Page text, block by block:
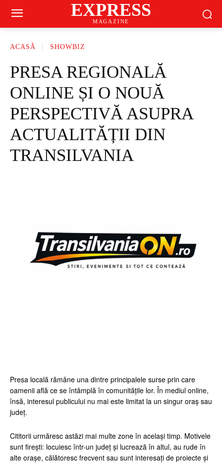
EXPRESS
MAGAZINE
ACASĂ SHOWBIZ
PRESA REGIONALĂ
ONLINE ȘI O NOUĂ
PERSPECTIVĂ ASUPRA
ACTUALITĂȚII DIN
TRANSILVANIA
Presa locală rămâne una dintre principalele surse prin care
oamenii află ce se întâmplă în comunitățile lor. În mediul online,
însă, interesul publicului nu mai este limitat la un singur oraș sau
județ.
Cititorii urmăresc astăzi mai multe zone în același timp. Motivele
sunt firești: locuiesc într-un județ și lucrează în altul, au rude în
alte orașe, călătoresc frecvent sau sunt interesați de proiecte și